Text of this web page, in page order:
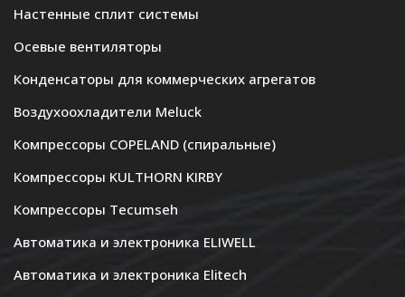
Настенные сплит системы
Осевые вентиляторы
Конденсаторы для коммерческих агрегатов
Воздухоохладители Meluck
Компрессоры COPELAND (спиральные)
Компрессоры KULTHORN KIRBY
Компрессоры Tecumseh
Автоматика и электроника ELIWELL
Автоматика и электроника Elitech